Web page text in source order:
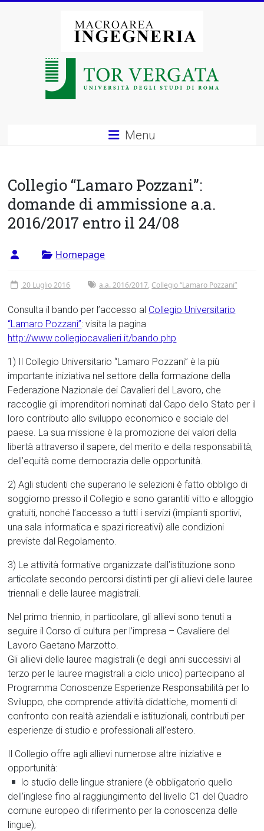
Macroarea
degli
Studi
di
Roma
Tor
Vergata
Menu
Collegio “Lamaro Pozzani”:
domande di ammissione a.a.
2016/2017 entro il 24/08
Homepage
20 Luglio 2016 a.a. 2016/2017, Collegio “Lamaro Pozzani”
Consulta il bando per l’accesso al Collegio Universitario
“Lamaro Pozzani”: visita la pagina
http://www.collegiocavalieri.it/bando.php
1) Il Collegio Universitario “Lamaro Pozzani” è la più
importante iniziativa nel settore della formazione della
Federazione Nazionale dei Cavalieri del Lavoro, che
raccoglie gli imprenditori nominati dal Capo dello Stato per il
loro contributo allo sviluppo economico e sociale del
paese. La sua missione è la promozione dei valori della
libertà attraverso il sapere, del merito e della responsabilità,
dell’equità come democrazia delle opportunità.
2) Agli studenti che superano le selezioni è fatto obbligo di
soggiorno presso il Collegio e sono garantiti vitto e alloggio
gratuiti, nonché l’accesso a tutti i servizi (impianti sportivi,
una sala informatica e spazi ricreativi) alle condizioni
previste dal Regolamento.
3) Le attività formative organizzate dall’istituzione sono
articolate secondo percorsi distinti per gli allievi delle lauree
triennali e delle lauree magistrali.
Nel primo triennio, in particolare, gli allievi sono tenuti a
seguire il Corso di cultura per l’impresa – Cavaliere del
Lavoro Gaetano Marzotto.
Gli allievi delle lauree magistrali (e degli anni successivi al
terzo per le lauree magistrali a ciclo unico) partecipano al
Programma Conoscenze Esperienze Responsabilità per lo
Sviluppo, che comprende attività didattiche, momenti di
confronto con realtà aziendali e istituzionali, contributi per
esperienze di studio e professionali all’estero.
Il Collegio offre agli allievi numerose altre iniziative e
opportunità:
lo studio delle lingue straniere (è obbligatorio quello
dell’inglese fino al raggiungimento del livello C1 del Quadro
comune europeo di riferimento per la conoscenza delle
lingue);